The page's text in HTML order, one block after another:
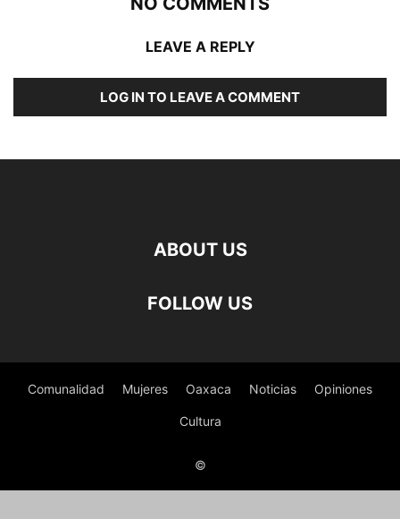
LEAVE A REPLY
LOG IN TO LEAVE A COMMENT
ABOUT US
FOLLOW US
Comunalidad Mujeres Oaxaca Noticias Opiniones
Cultura
©